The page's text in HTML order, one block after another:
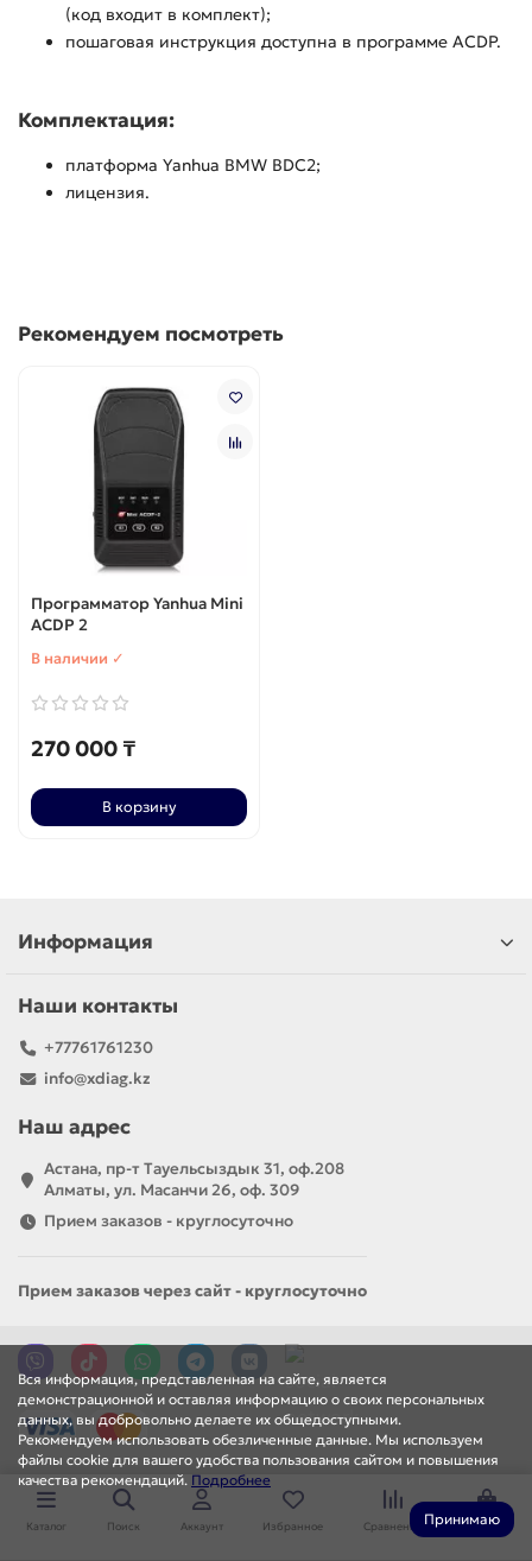
(код входит в комплект);
пошаговая инструкция доступна в программе ACDP.
Комплектация:
платформа Yanhua BMW BDC2;
лицензия.
Рекомендуем посмотреть
Программатор Yanhua Mini
ACDP 2
В наличии ✓
270 000 ₸
В корзину
Вся информация, представленная на сайте, является
демонстрационной и оставляя информацию о своих персональных
данных, вы добровольно делаете их общедоступными.
Рекомендуем использовать обезличенные данные. Мы используем
файлы cookie для вашего удобства пользования сайтом и повышения
качества рекомендаций. Подробнее
Принимаю
Информация
Наши контакты
+77761761230
info@xdiag.kz
Наш адрес
Астана, пр-т Тауельсыздык 31, оф.208
Алматы, ул. Масанчи 26, оф. 309
Прием заказов - круглосуточно
Прием заказов через сайт - круглосуточно
Каталог Поиск Аккаунт Избранное Сравнение Корзина